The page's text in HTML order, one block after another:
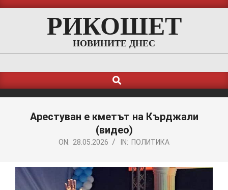
Skip
РИКОШЕТ
НОВИНИТЕ ДНЕС
Navigation
Search
Арестуван е кметът на Кърджали
(видео)
ON: 28.05.2026 IN: ПОЛИТИКА